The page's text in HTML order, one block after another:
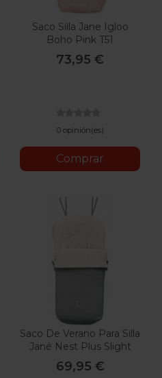
Saco Silla Jane Igloo
Boho Pink T51
73,95 €
0 opinión(es)
Comprar
Saco De Verano Para Silla
Jané Nest Plus Slight
69,95 €